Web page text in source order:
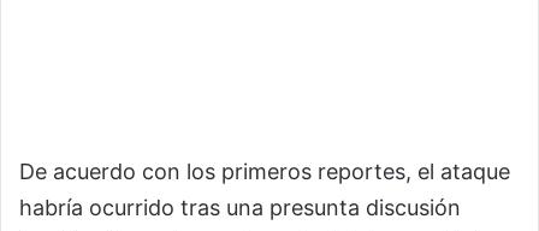
De acuerdo con los primeros reportes, el ataque
habría ocurrido tras una presunta discusión